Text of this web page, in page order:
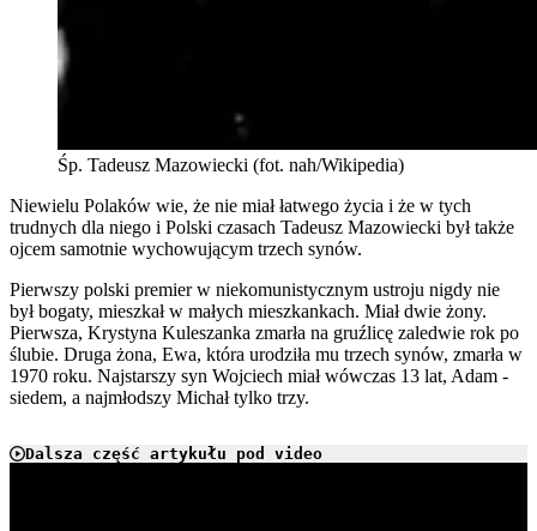
Śp. Tadeusz Mazowiecki (fot. nah/Wikipedia)
Niewielu Polaków wie, że nie miał łatwego życia i że w tych
trudnych dla niego i Polski czasach Tadeusz Mazowiecki był także
ojcem samotnie wychowującym trzech synów.
Pierwszy polski premier w niekomunistycznym ustroju nigdy nie
był bogaty, mieszkał w małych mieszkankach. Miał dwie żony.
Pierwsza, Krystyna Kuleszanka zmarła na gruźlicę zaledwie rok po
ślubie. Druga żona, Ewa, która urodziła mu trzech synów, zmarła w
1970 roku. Najstarszy syn Wojciech miał wówczas 13 lat, Adam -
siedem, a najmłodszy Michał tylko trzy.
Dalsza część artykułu pod video